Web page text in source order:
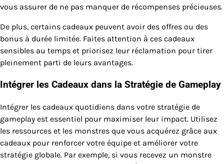
vous assurer de ne pas manquer de récompenses précieuses.
De plus, certains cadeaux peuvent avoir des offres ou des
bonus à durée limitée. Faites attention à ces cadeaux
sensibles au temps et priorisez leur réclamation pour tirer
pleinement parti de leurs avantages.
Intégrer les Cadeaux dans la Stratégie de Gameplay
Intégrer les cadeaux quotidiens dans votre stratégie de
gameplay est essentiel pour maximiser leur impact. Utilisez
les ressources et les monstres que vous acquérez grâce aux
cadeaux pour renforcer votre équipe et améliorer votre
stratégie globale. Par exemple, si vous recevez un monstre